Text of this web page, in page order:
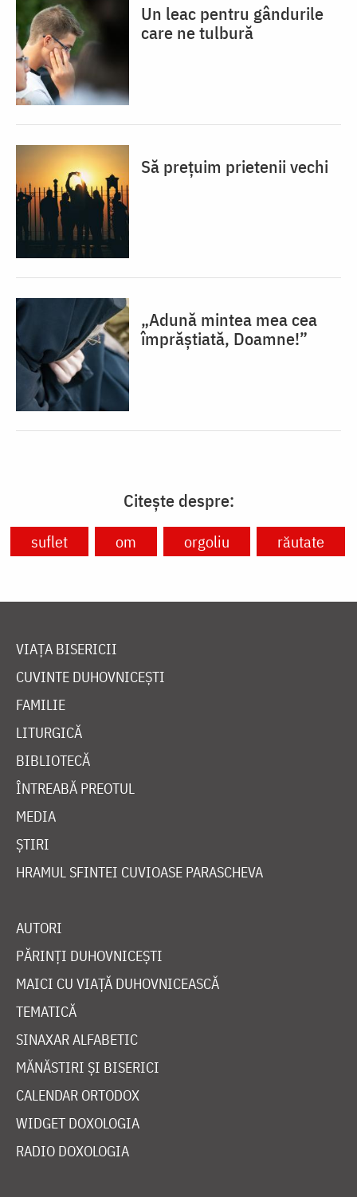
Un leac pentru gândurile
care ne tulbură
Să prețuim prietenii vechi
„Adună mintea mea cea
împrăștiată, Doamne!”
Citește despre:
suflet om orgoliu răutate
VIAȚA BISERICII
CUVINTE DUHOVNICEȘTI
FAMILIE
LITURGICĂ
BIBLIOTECĂ
ÎNTREABĂ PREOTUL
MEDIA
ȘTIRI
HRAMUL SFINTEI CUVIOASE PARASCHEVA
AUTORI
PĂRINȚI DUHOVNICEȘTI
MAICI CU VIAȚĂ DUHOVNICEASCĂ
TEMATICĂ
SINAXAR ALFABETIC
MĂNĂSTIRI ȘI BISERICI
CALENDAR ORTODOX
WIDGET DOXOLOGIA
RADIO DOXOLOGIA